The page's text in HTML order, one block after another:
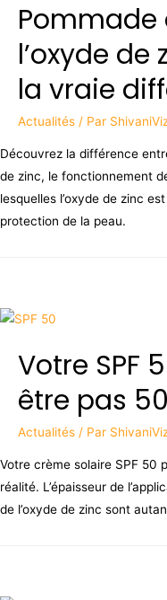
Pommade
l’oxyde de
la vraie
Actualités / Par
Découvrez la différence
de zinc, le fonctionnement
lesquelles l’oxyde de zinc
protection de la peau.
Votre SPF
être pas
Actualités / Par
Votre crème solaire SPF 50
réalité. L’épaisseur de
de l’oxyde de zinc sont